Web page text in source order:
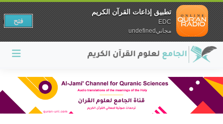
تطبيق إذاعات القرآن الكريم
EDC
مجانيundefined
فتح